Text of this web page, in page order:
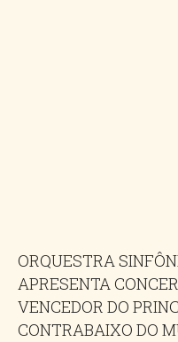
ORQUESTRA
APRESENTA
VENCEDOR DO
CONTRABAIXO DO